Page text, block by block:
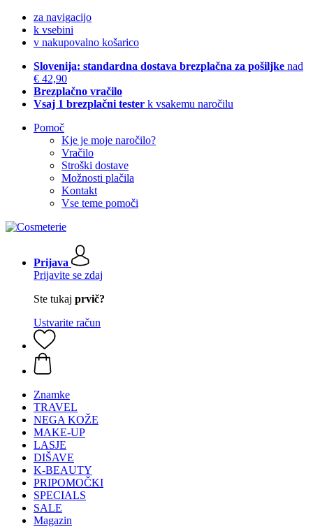
za navigacijo
k vsebini
v nakupovalno košarico
Slovenija: standardna dostava brezplačna za pošiljke nad
€ 42,90
Brezplačno vračilo
Vsaj 1 brezplačni tester k vsakemu naročilu
Pomoč
Kje je moje naročilo?
Vračilo
Stroški dostave
Možnosti plačila
Kontakt
Vse teme pomoči
Prijava
Prijavite se zdaj
Ste tukaj prvič?
Ustvarite račun
Znamke
TRAVEL
NEGA KOŽE
MAKE-UP
LASJE
DIŠAVE
K-BEAUTY
PRIPOMOČKI
SPECIALS
SALE
Magazin